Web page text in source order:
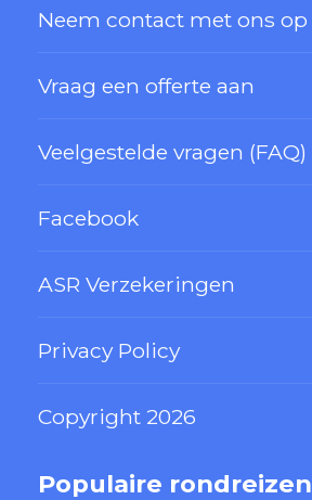
Neem contact met ons op
Vraag een offerte aan
Veelgestelde vragen (FAQ)
Facebook
ASR Verzekeringen
Privacy Policy
Copyright 2026
Populaire rondreizen